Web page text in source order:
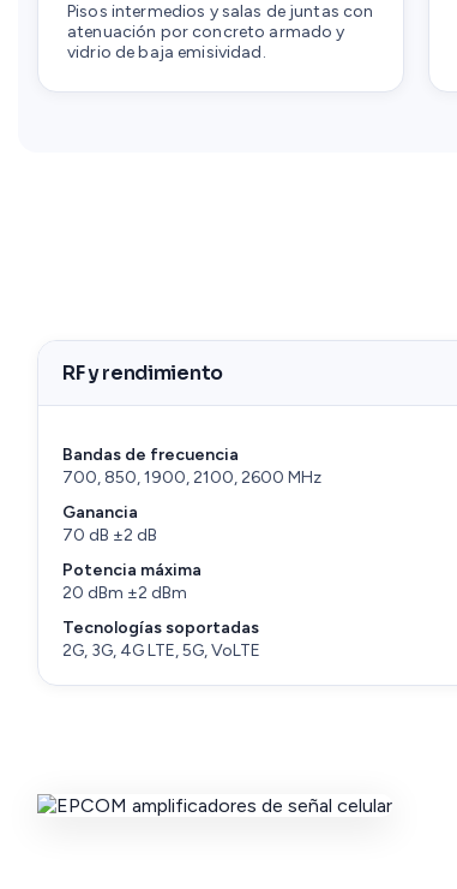
Pisos intermedios y salas de juntas con
atenuación por concreto armado y
vidrio de baja emisividad.
RF y rendimiento
Bandas de frecuencia
700, 850, 1900, 2100, 2600 MHz
Ganancia
70 dB ±2 dB
Potencia máxima
20 dBm ±2 dBm
Tecnologías soportadas
2G, 3G, 4G LTE, 5G, VoLTE